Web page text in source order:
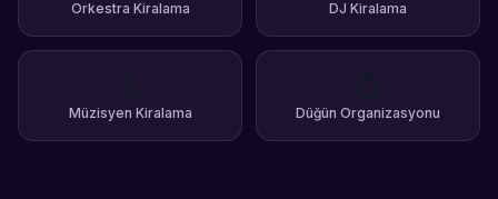
Orkestra Kiralama DJ Kiralama
Müzisyen Kiralama Düğün Organizasyonu